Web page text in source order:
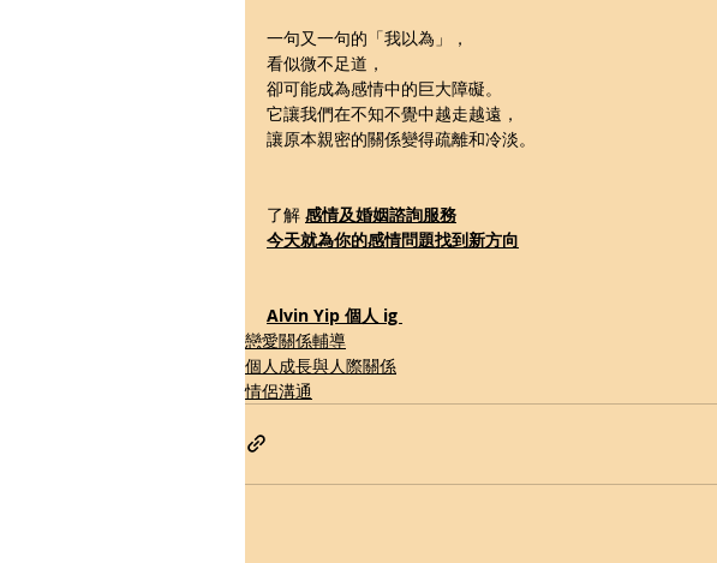
一句又一句的「我以為」，
看似微不足道，
卻可能成為感情中的巨大障礙。
它讓我們在不知不覺中越走越遠，
讓原本親密的關係變得疏離和冷淡。
了解 感情及婚姻諮詢服務
今天就為你的感情問題找到新方向
Alvin Yip 個人 ig
戀愛關係輔導
個人成長與人際關係
情侶溝通